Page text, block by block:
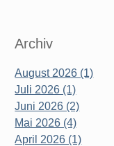
Archiv
August 2026 (1)
Juli 2026 (1)
Juni 2026 (2)
Mai 2026 (4)
April 2026 (1)